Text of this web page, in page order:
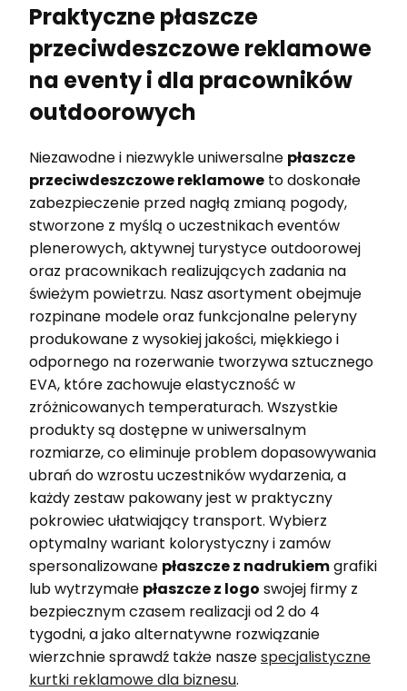
Praktyczne płaszcze
przeciwdeszczowe reklamowe
na eventy i dla pracowników
outdoorowych
Niezawodne i niezwykle uniwersalne płaszcze
przeciwdeszczowe reklamowe to doskonałe
zabezpieczenie przed nagłą zmianą pogody,
stworzone z myślą o uczestnikach eventów
plenerowych, aktywnej turystyce outdoorowej
oraz pracownikach realizujących zadania na
świeżym powietrzu. Nasz asortyment obejmuje
rozpinane modele oraz funkcjonalne peleryny
produkowane z wysokiej jakości, miękkiego i
odpornego na rozerwanie tworzywa sztucznego
EVA, które zachowuje elastyczność w
zróżnicowanych temperaturach. Wszystkie
produkty są dostępne w uniwersalnym
rozmiarze, co eliminuje problem dopasowywania
ubrań do wzrostu uczestników wydarzenia, a
każdy zestaw pakowany jest w praktyczny
pokrowiec ułatwiający transport. Wybierz
optymalny wariant kolorystyczny i zamów
spersonalizowane płaszcze z nadrukiemgrafiki
lub wytrzymałe płaszcze z logo swojej firmy z
bezpiecznym czasem realizacji od 2 do 4
tygodni, a jako alternatywne rozwiązanie
wierzchnie sprawdź także naszespecjalistyczne
kurtki reklamowe dla biznesu.